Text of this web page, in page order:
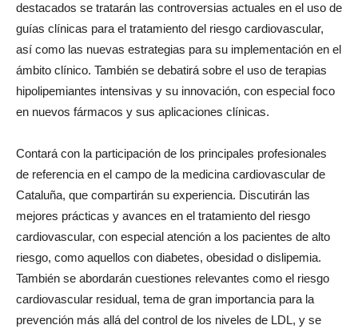
destacados se tratarán las controversias actuales en el uso de
guías clínicas para el tratamiento del riesgo cardiovascular,
así como las nuevas estrategias para su implementación en el
ámbito clínico. También se debatirá sobre el uso de terapias
hipolipemiantes intensivas y su innovación, con especial foco
en nuevos fármacos y sus aplicaciones clínicas.
Contará con la participación de los principales profesionales
de referencia en el campo de la medicina cardiovascular de
Cataluña, que compartirán su experiencia. Discutirán las
mejores prácticas y avances en el tratamiento del riesgo
cardiovascular, con especial atención a los pacientes de alto
riesgo, como aquellos con diabetes, obesidad o dislipemia.
También se abordarán cuestiones relevantes como el riesgo
cardiovascular residual, tema de gran importancia para la
prevención más allá del control de los niveles de LDL, y se